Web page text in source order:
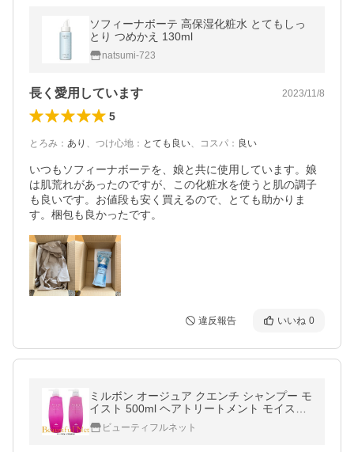
ソフィーナボーテ 高保湿化粧水 とてもしっ
とり つめかえ 130ml
natsumi-723
長く愛用しています 2023/11/8
5
とろみ ： あり 、 つけ心地 ： とても良い、 コスパ ： 良い
いつもソフィーナボーテを、娘と共に使用しています。娘
は肌荒れがあったのですが、この化粧水を使うと肌の調子
も良いです。お値段も安く買えるので、とても助かりま
違反報告 いいね 0
ミルボン オージュア クエンチ シャンプー モ
イスト 500ml ヘアトリートメント モイスト
500g セット【Aujua】
ビューティフルネット